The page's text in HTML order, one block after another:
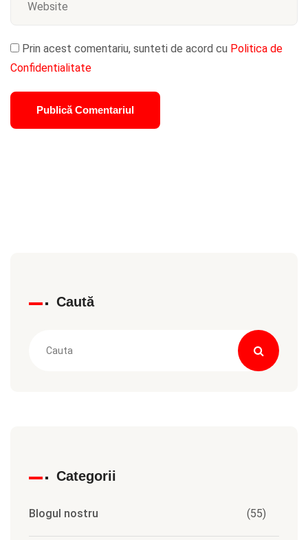
Prin acest comentariu, sunteti de acord cu Politica de
Confidentialitate
Caută
Categorii
Blogul nostru (55)